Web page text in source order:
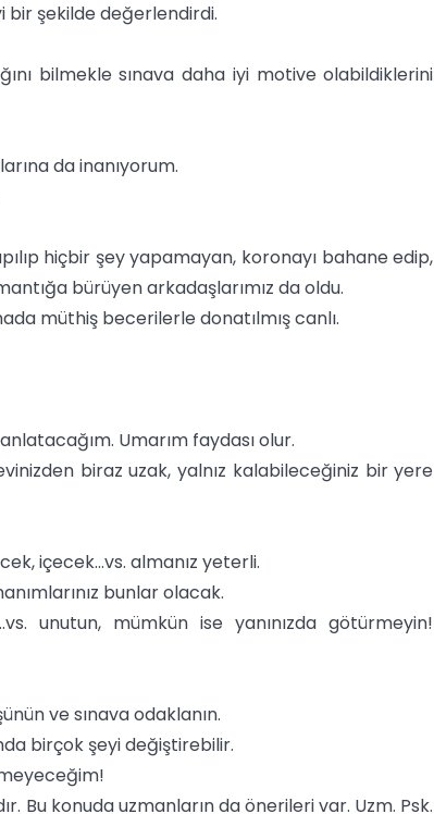
bir şekilde değerlendirdi.
bilmekle sınava daha iyi motive olabildiklerini
da inanıyorum.
hiçbir şey yapamayan, koronayı bahane edip,
bürüyen arkadaşlarımız da oldu.
müthiş becerilerle donatılmış canlı.
Umarım faydası olur.
biraz uzak, yalnız kalabileceğiniz bir yere
içecek…vs. almanız yeterli.
bunlar olacak.
unutun, mümkün ise yanınızda götürmeyin!
ve sınava odaklanın.
birçok şeyi değiştirebilir.
Bu konuda uzmanların da önerileri var. Uzm. Psk.